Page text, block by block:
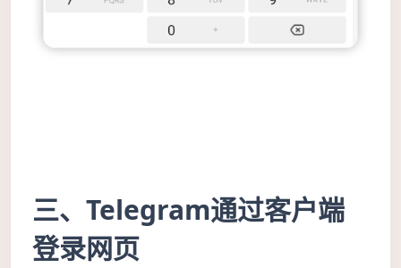
三、Telegram通过客户端
登录网页